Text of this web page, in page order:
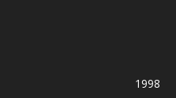
1998